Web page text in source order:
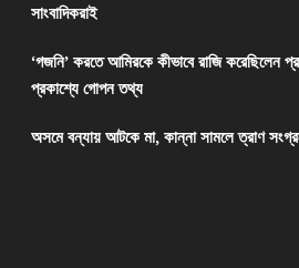
সাংবাদিকরাই
‘গজনি’ করতে আমিরকে কীভাবে রাজি করেছিলেন
প্রকাশ্যে গোপন তথ্য
অসমে বন্যায় আটকে মা, কান্না সামলে ত্রাণ